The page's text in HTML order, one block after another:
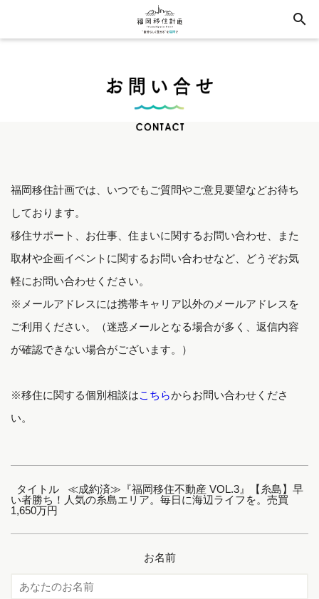
search
福岡移住計画では、いつでもご質問やご意見要望などお待ち
しております。
移住サポート、お仕事、住まいに関するお問い合わせ、また
取材や企画イベントに関するお問い合わせなど、どうぞお気
軽にお問い合わせください。
※メールアドレスには携帯キャリア以外のメールアドレスを
ご利用ください。（迷惑メールとなる場合が多く、返信内容
が確認できない場合がございます。）
※移住に関する個別相談はこちらからお問い合わせくださ
い。
タイトル ≪成約済≫『福岡移住不動産 VOL.3』【糸島】早
い者勝ち！人気の糸島エリア。毎日に海辺ライフを。売買
1,650万円
お名前